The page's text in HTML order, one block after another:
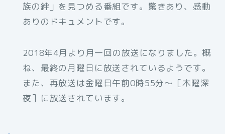
族の絆」を見つめる番組です。驚きあり、感動
ありのドキュメントです。
2018年4月より月一回の放送になりました。概
ね、最終の月曜日に放送されているようです。
また、再放送は金曜日午前0時55分〜［木曜深
夜］に放送されています。